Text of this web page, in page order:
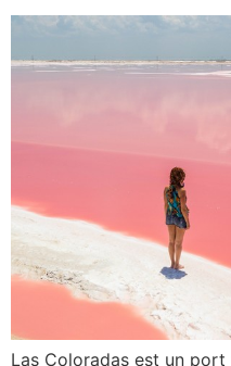
Las Coloradas est un